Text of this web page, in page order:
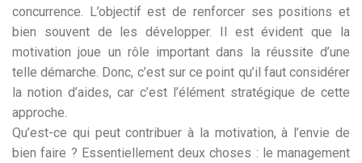
concurrence. L’objectif est de renforcer ses positions et
bien souvent de les développer. Il est évident que la
motivation joue un rôle important dans la réussite d’une
telle démarche. Donc, c’est sur ce point qu’il faut considérer
la notion d’aides, car c’est l’élément stratégique de cette
approche.
Qu’est-ce qui peut contribuer à la motivation, à l’envie de
bien faire ? Essentiellement deux choses : le management